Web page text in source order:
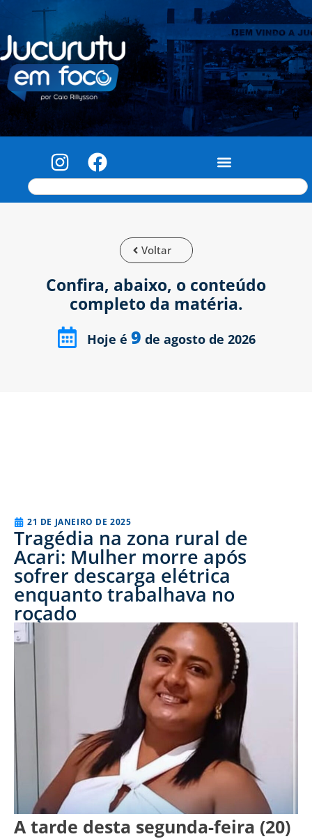
Voltar
Confira, abaixo, o conteúdo
completo da matéria.
Hoje é 9 de agosto de 2026
21 DE JANEIRO DE 2025
Tragédia na zona rural de
Acari: Mulher morre após
sofrer descarga elétrica
enquanto trabalhava no
roçado
A tarde desta segunda-feira (20)